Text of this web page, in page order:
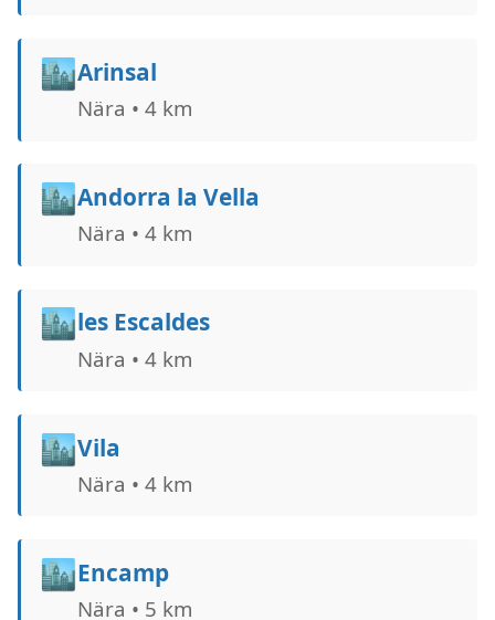
🏙️Arinsal
Nära • 4 km
🏙️Andorra la Vella
Nära • 4 km
🏙️les Escaldes
Nära • 4 km
🏙️Vila
Nära • 4 km
🏙️Encamp
Nära • 5 km